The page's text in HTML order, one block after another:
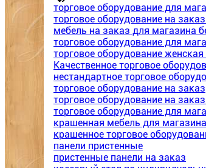
торговое оборудование для
торговое оборудование на
мебель на заказ для магазина
торговое оборудование для
торговое оборудование
Качественное торговое
нестандартное торговое
торговое оборудование на заказ
торговое оборудование на
торговое оборудование для
крашенная мебель для магазина
крашенное торговое
панели пристенные
пристенные панели на заказ